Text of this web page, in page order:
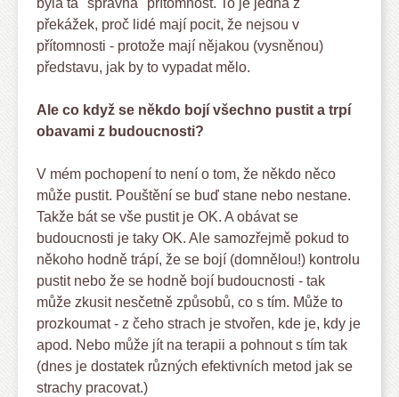
překážek, proč lidé mají pocit, že nejsou v
přítomnosti - protože mají nějakou (vysněnou)
představu, jak by to vypadat mělo.
Ale co když se někdo bojí všechno pustit a trpí
obavami z budoucnosti?
V mém pochopení to není o tom, že někdo něco
může pustit. Pouštění se buď stane nebo nestane.
Takže bát se vše pustit je OK. A obávat se
budoucnosti je taky OK. Ale samozřejmě pokud to
někoho hodně trápí, že se bojí (domnělou!) kontrolu
pustit nebo že se hodně bojí budoucnosti - tak
může zkusit nesčetně způsobů, co s tím. Může to
prozkoumat - z čeho strach je stvořen, kde je, kdy je
apod. Nebo může jít na terapii a pohnout s tím tak
(dnes je dostatek různých efektivních metod jak se
strachy pracovat.)